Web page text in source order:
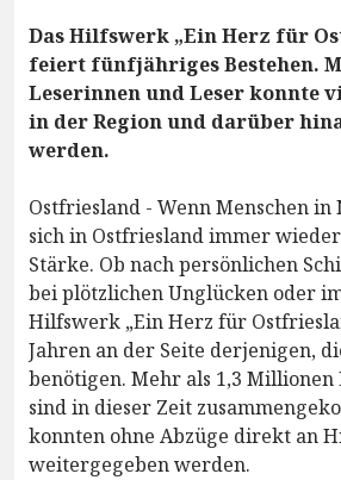
Das Hilfswerk „Ein Herz für
feiert fünfjähriges Bestehen.
Leserinnen und Leser konnte
in der Region und darüber
werden.
Ostfriesland - Wenn Menschen
sich in Ostfriesland immer
Stärke. Ob nach persönlichen
bei plötzlichen Unglücken oder
Hilfswerk „Ein Herz für
Jahren an der Seite derjenigen,
benötigen. Mehr als 1,3 Millionen
sind in dieser Zeit
konnten ohne Abzüge direkt an
weitergegeben werden.